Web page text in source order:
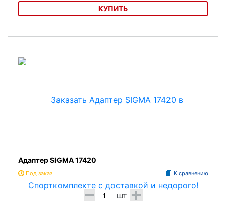
КУПИТЬ
Адаптер SIGMA 16620
Адаптер SIGMA 17420
Под заказ К сравнению
- шт +